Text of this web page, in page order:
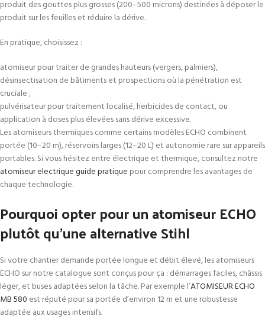
produit des gouttes plus grosses (200–500 microns) destinées à déposer le
produit sur les feuilles et réduire la dérive.
En pratique, choisissez :
atomiseur pour traiter de grandes hauteurs (vergers, palmiers),
désinsectisation de bâtiments et prospections où la pénétration est
cruciale ;
pulvérisateur pour traitement localisé, herbicides de contact, ou
application à doses plus élevées sans dérive excessive.
Les atomiseurs thermiques comme certains modèles ECHO combinent
portée (10–20 m), réservoirs larges (12–20 L) et autonomie rare sur appareils
portables. Si vous hésitez entre électrique et thermique, consultez notre
atomiseur electrique guide pratique pour comprendre les avantages de
chaque technologie.
Pourquoi opter pour un atomiseur ECHO
plutôt qu’une alternative Stihl
Si votre chantier demande portée longue et débit élevé, les atomiseurs
ECHO sur notre catalogue sont conçus pour ça : démarrages faciles, châssis
léger, et buses adaptées selon la tâche. Par exemple l’ATOMISEUR ECHO
MB 580 est réputé pour sa portée d’environ 12 m et une robustesse
adaptée aux usages intensifs.